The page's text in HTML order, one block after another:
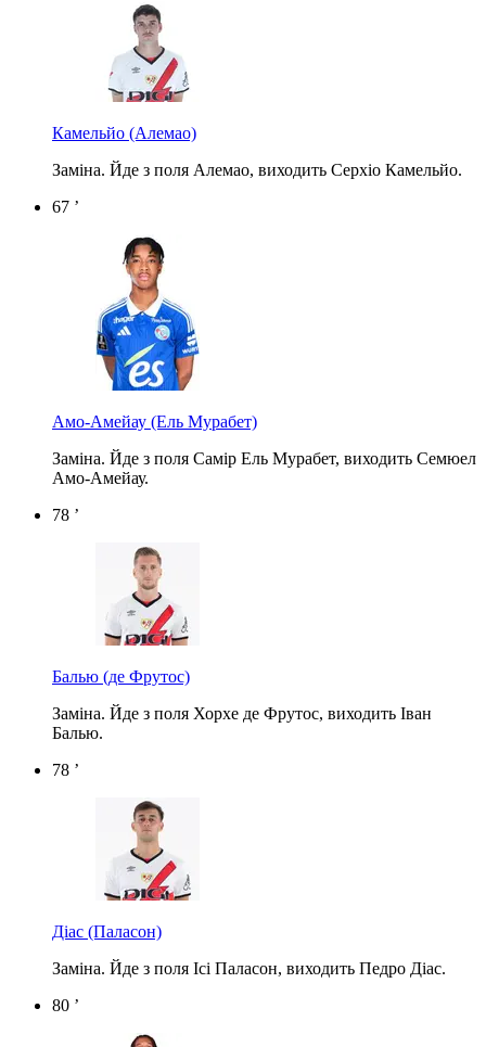
Камельйо (Алемао)
Заміна. Йде з поля Алемао, виходить Серхіо Камельйо.
67 ’
Амо-Амейау (Ель Мурабет)
Заміна. Йде з поля Самір Ель Мурабет, виходить Семюел
Амо-Амейау.
78 ’
Балью (де Фрутос)
Заміна. Йде з поля Хорхе де Фрутос, виходить Іван
Балью.
78 ’
Діас (Паласон)
Заміна. Йде з поля Ісі Паласон, виходить Педро Діас.
80 ’